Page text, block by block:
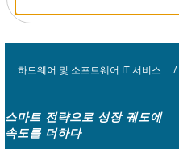
하드웨어 및 소프트웨어 IT 서비스 /
스마트 전략으로 성장 궤도에
속도를 더하다